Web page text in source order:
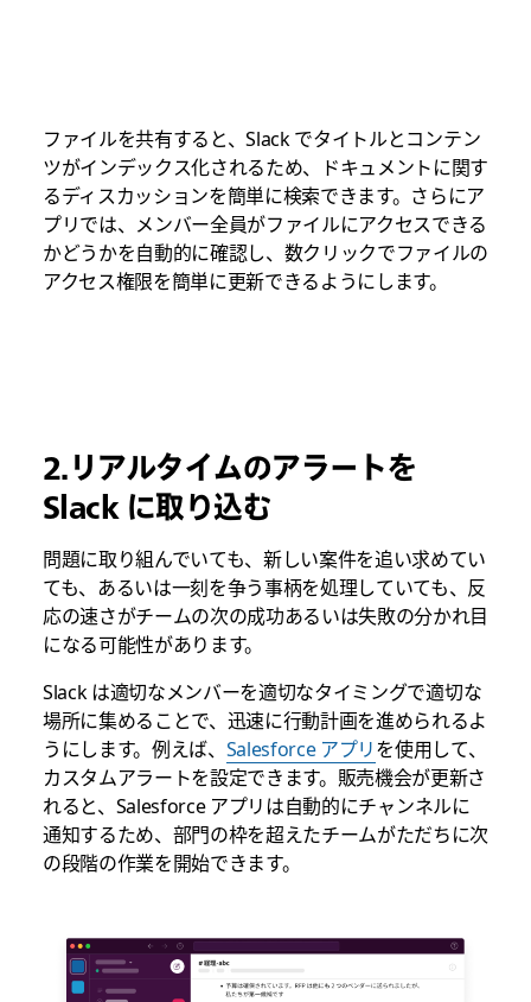
ファイルを共有すると、Slack でタイトルとコンテン
ツがインデックス化されるため、ドキュメントに関す
るディスカッションを簡単に検索できます。さらにア
プリでは、メンバー全員がファイルにアクセスできる
かどうかを自動的に確認し、数クリックでファイルの
アクセス権限を簡単に更新できるようにします。
2.リアルタイムのアラートを
Slack に取り込む
問題に取り組んでいても、新しい案件を追い求めてい
ても、あるいは一刻を争う事柄を処理していても、反
応の速さがチームの次の成功あるいは失敗の分かれ目
になる可能性があります。
Slack は適切なメンバーを適切なタイミングで適切な
場所に集めることで、迅速に行動計画を進められるよ
うにします。例えば、 Salesforce アプリを使用して、
カスタムアラートを設定できます。販売機会が更新さ
れると、Salesforce アプリは自動的にチャンネルに
通知するため、部門の枠を超えたチームがただちに次
の段階の作業を開始できます。